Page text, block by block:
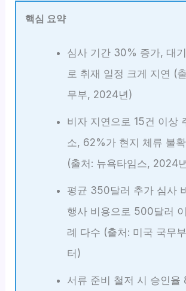
핵심 요약
심사 기간 30% 증가, 대
로 취재 일정 크게 지연 (
무부, 2024년)
비자 지연으로 15건 이상
소, 62%가 현지 체류 불
(출처: 뉴욕타임스, 2024
평균 350달러 추가 심사
행사 비용으로 500달러
례 다수 (출처: 미국 국무
터)
서류 준비 철저 시 승인율